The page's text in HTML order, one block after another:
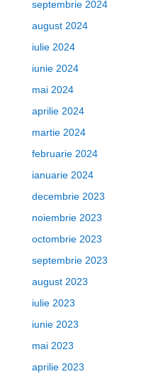
septembrie 2024
august 2024
iulie 2024
iunie 2024
mai 2024
aprilie 2024
martie 2024
februarie 2024
ianuarie 2024
decembrie 2023
noiembrie 2023
octombrie 2023
septembrie 2023
august 2023
iulie 2023
iunie 2023
mai 2023
aprilie 2023